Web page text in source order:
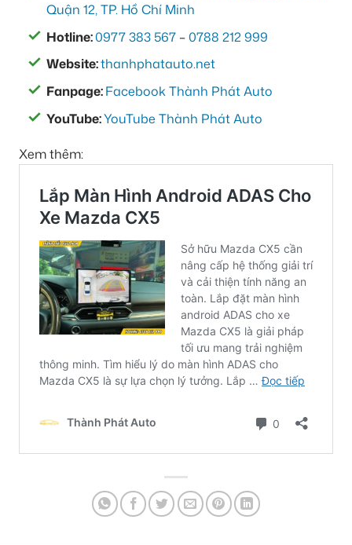
Quận 12, TP. Hồ Chí Minh
Hotline:0977 383 567 –0788 212 999
Website:thanhphatauto.net
Fanpage:Facebook Thành Phát Auto
YouTube:YouTube Thành Phát Auto
Xem thêm: